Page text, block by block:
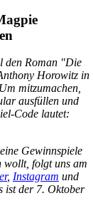
den Roman "Die
Horowitz in
mitzumachen,
ausfüllen und
Code lautet:
Gewinnspiele
wollt, folgt uns am
, Instagram und
ist der 7. Oktober